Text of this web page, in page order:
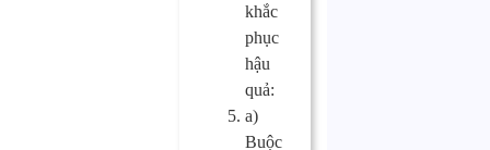
khắc
phục
hậu
quả:
a)
Buộc